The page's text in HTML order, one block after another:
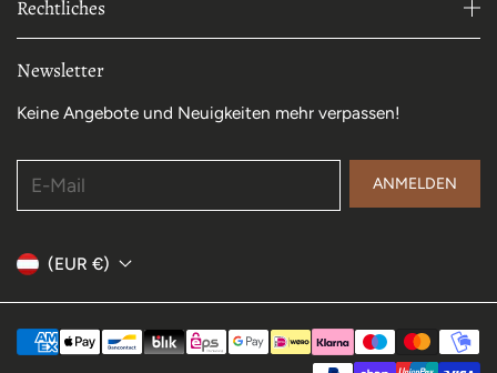
Rechtliches
Newsletter
Keine Angebote und Neuigkeiten mehr verpassen!
ANMELDEN
(EUR €)